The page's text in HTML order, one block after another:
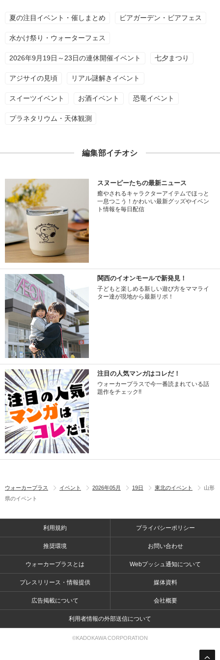
夏の注目イベント・催しまとめ ビアガーデン・ビアフェス
水かけ祭り・ウォーターフェス
2026年9月19日～23日の連休開催イベント 七夕まつり
アジサイの見頃 リアル謎解きイベント
スイーツイベント お酒イベント 恐竜イベント
プラネタリウム・天体観測
編集部イチオシ
スヌーピーたちの最新ニュース
癒やされるキャラクターアイテムでほっと
一息つこう！かわいい最新グッズやイベン
ト情報を毎日配信
関西のイオンモールで新発見！
子どもと楽しめる新しい遊び方をママライ
ター達が現地から最新リポ！
注目の人気マンガはコレだ！
ウォーカープラスで今一番読まれている話
題作をチェック!!
ウォーカープラス イベント 2026年05月 19日 東北のイベント
山形
県のイベント
利用規約 プライバシーポリシー
推奨環境 お問い合わせ
ウォーカープラスとは Webプッシュ通知について
プレスリリース・情報提供 媒体資料
広告掲載について 会社概要
利用者情報の外部送信について
©KADOKAWA CORPORATION